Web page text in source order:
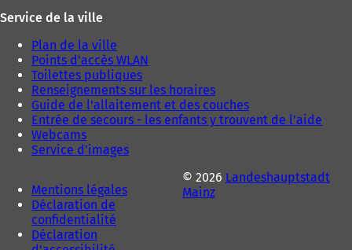
Service de la ville
Plan de la ville
Points d'accès WLAN
Toilettes publiques
Renseignements sur les horaires
Guide de l'allaitement et des couches
Entrée de secours - les enfants y trouvent de l'aide
Webcams
Service d'images
Mentions légales
Déclaration de
confidentialité
Déclaration
© 2026 Landeshauptstadt
Mainz